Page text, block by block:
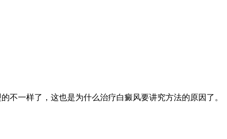
不一样了，这也是为什么治疗白癜风要讲究方法的原因了。